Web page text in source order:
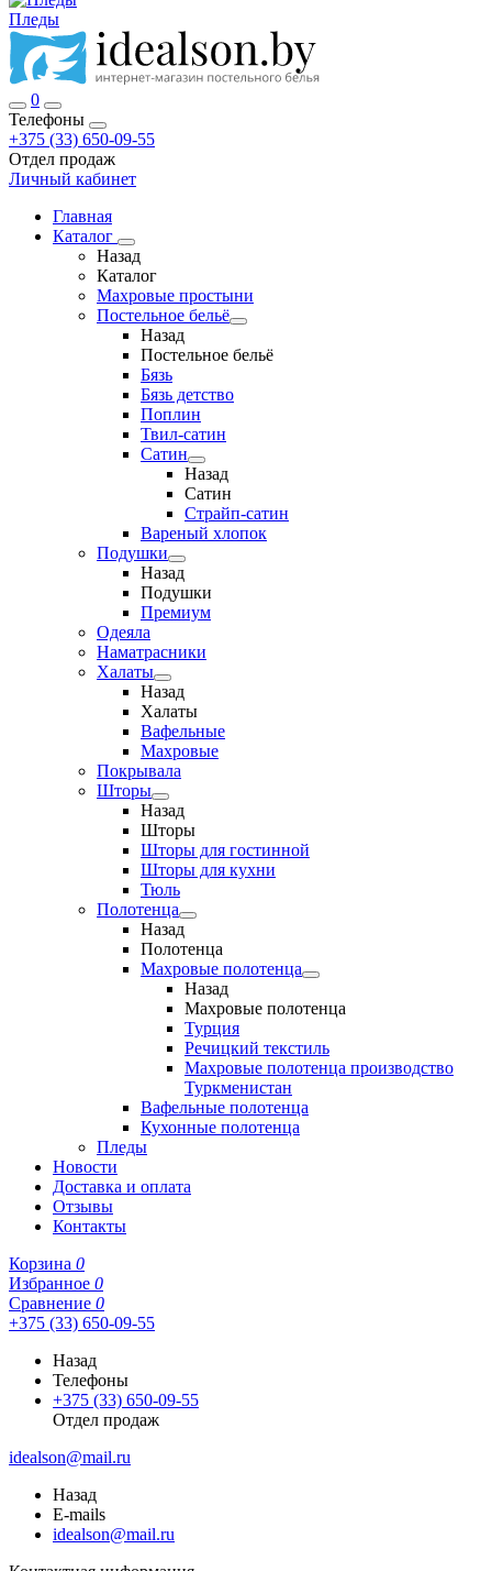
Пледы
0
Телефоны
+375 (33) 650-09-55
Отдел продаж
Личный кабинет
Главная
Каталог
Назад
Каталог
Махровые простыни
Постельное бельё
Назад
Постельное бельё
Бязь
Бязь детство
Поплин
Твил-сатин
Сатин
Назад
Сатин
Страйп-сатин
Вареный хлопок
Подушки
Назад
Подушки
Премиум
Одеяла
Наматрасники
Халаты
Назад
Халаты
Вафельные
Махровые
Покрывала
Шторы
Назад
Шторы
Шторы для гостинной
Шторы для кухни
Тюль
Полотенца
Назад
Полотенца
Махровые полотенца
Назад
Махровые полотенца
Турция
Речицкий текстиль
Махровые полотенца производство
Туркменистан
Вафельные полотенца
Кухонные полотенца
Пледы
Новости
Доставка и оплата
Отзывы
Контакты
Корзина 0
Избранное 0
Сравнение 0
+375 (33) 650-09-55
Назад
Телефоны
+375 (33) 650-09-55
Отдел продаж
idealson@mail.ru
Назад
E-mails
idealson@mail.ru